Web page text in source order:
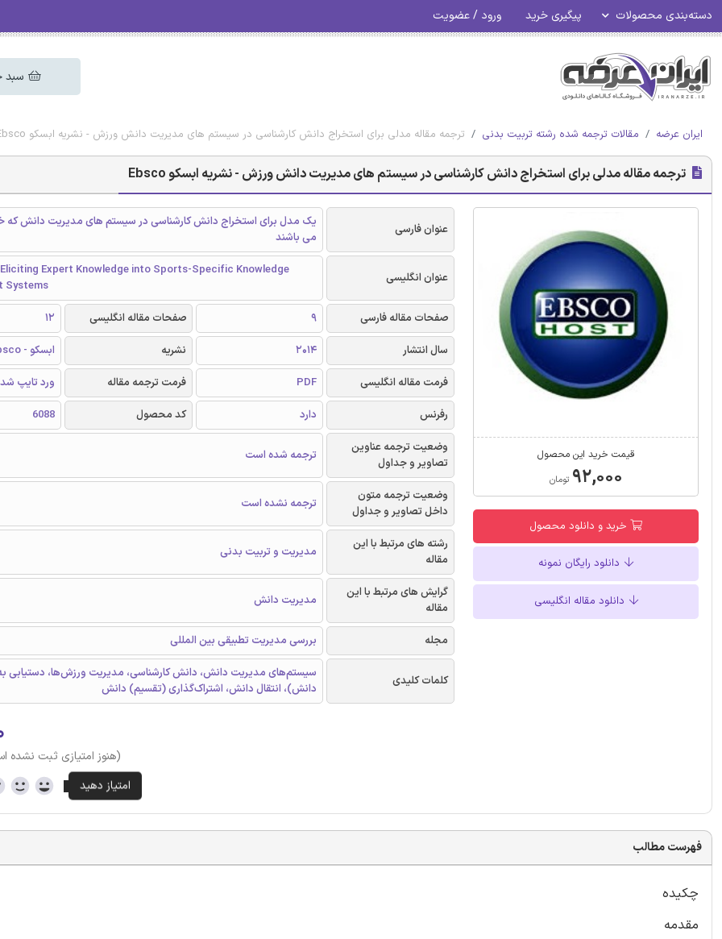
دسته‌بندی محصولات پیگیری خرید ورود / عضویت
سبد
ایران عرضه مقالات ترجمه شده رشته تربیت بدنی ترجمه مقاله مدلی برای استخراج دانش کارشناسی در سیستم‌‌ های مدیریت دانش ورزش - نشریه ابسکو Ebsco
ترجمه مقاله مدلی برای استخراج دانش کارشناسی در سیستم‌‌ های مدیریت دانش ورزش - نشریه ابسکو Ebsco
قیمت خرید این محصول
۹۲,۰۰۰ تومان
خرید و دانلود محصول
دانلود رایگان نمونه
دانلود مقاله انگلیسی
عنوان فارسی
یک مدل برای استخراج دانش کارشناسی در سیستم‌‌ های مدیریت دانش
می‌ باشند
عنوان انگلیسی
Expert Knowledge into Sports-Specific Knowledge
Systems
صفحات مقاله فارسی
9 صفحات مقاله انگلیسی
12
سال انتشار
2014 نشریه
ابسکو - Ebsco
فرمت مقاله انگلیسی
PDF فرمت ترجمه مقاله
ورد تایپ
رفرنس
دارد کد محصول
6088
وضعیت ترجمه عناوین
تصاویر و جداول
ترجمه شده است
وضعیت ترجمه متون
داخل تصاویر و جداول
ترجمه نشده است
رشته های مرتبط با این
مقاله
مدیریت و تربیت بدنی
گرایش های مرتبط با این
مقاله
مدیریت دانش
مجله بررسی مدیریت تطبیقی بین المللی
کلمات کلیدی
سیستم‌های مدیریت دانش، دانش کارشناسی، مدیریت ورزش‌ها،
دانش)، انتقال دانش، اشتراک‌گذاری (تقسیم) دانش
(هنوز امتیازی ثبت نشده
فهرست مطالب
چکیده
مقدمه